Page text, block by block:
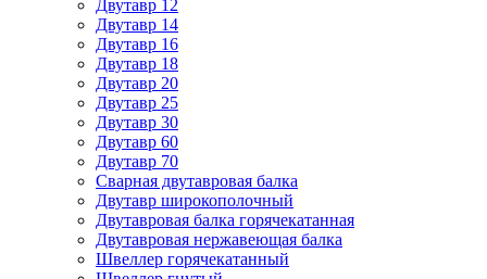
Двутавр 12
Двутавр 14
Двутавр 16
Двутавр 18
Двутавр 20
Двутавр 25
Двутавр 30
Двутавр 60
Двутавр 70
Сварная двутавровая балка
Двутавр широкополочный
Двутавровая балка горячекатанная
Двутавровая нержавеющая балка
Швеллер горячекатанный